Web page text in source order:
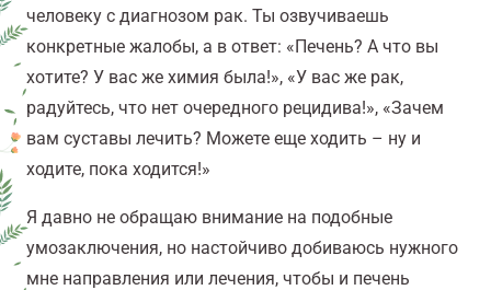
человеку с диагнозом рак. Ты озвучиваешь
конкретные жалобы, а в ответ: «Печень? А что вы
хотите? У вас же химия была!», «У вас же рак,
радуйтесь, что нет очередного рецидива!», «Зачем
вам суставы лечить? Можете еще ходить – ну и
ходите, пока ходится!»
Я давно не обращаю внимание на подобные
умозаключения, но настойчиво добиваюсь нужного
мне направления или лечения, чтобы и печень